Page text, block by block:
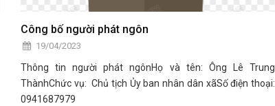
Công bố người phát ngôn
19/04/2023
Thông tin người phát ngônHọ và tên: Ông Lê Trung
ThànhChức vụ: Chủ tịch Ủy ban nhân dân xãSố điện thoại:
0941687979